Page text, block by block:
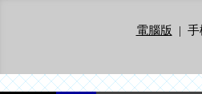
電腦版 | 手